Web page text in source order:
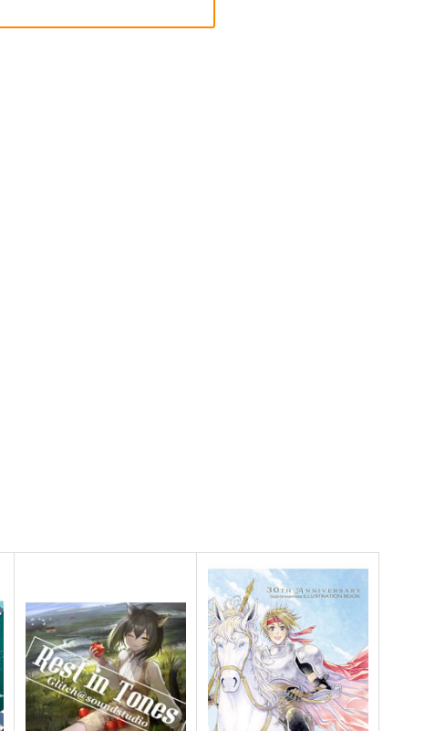
保田塾
1,320円（税込）
オリジナル
サンプル カート
ぬれすき。
夏の月
825円（税込）
オリジナル
サンプル カート